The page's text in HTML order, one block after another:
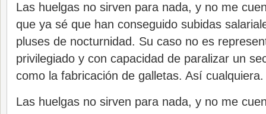
Las huelgas no sirven para nada, y no me
que ya sé que han conseguido subidas
pluses de nocturnidad. Su caso no es
privilegiado y con capacidad de paralizar un
como la fabricación de galletas. Así cualquiera.
Las huelgas no sirven para nada, y no me